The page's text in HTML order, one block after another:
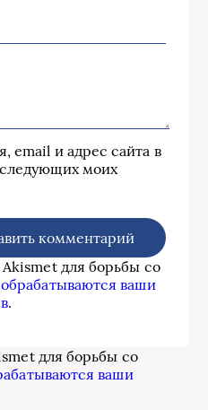
email и адрес сайта в
моих
Akismet для борьбы со
ваши
.
для борьбы со
ваши